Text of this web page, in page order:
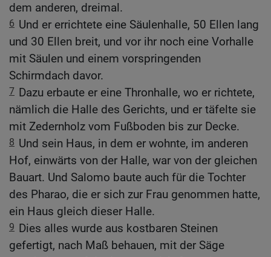
dem anderen, dreimal.
6 Und er errichtete eine Säulenhalle, 50 Ellen lang
und 30 Ellen breit, und vor ihr noch eine Vorhalle
mit Säulen und einem vorspringenden
Schirmdach davor.
7 Dazu erbaute er eine Thronhalle, wo er richtete,
nämlich die Halle des Gerichts, und er täfelte sie
mit Zedernholz vom Fußboden bis zur Decke.
8 Und sein Haus, in dem er wohnte, im anderen
Hof, einwärts von der Halle, war von der gleichen
Bauart. Und Salomo baute auch für die Tochter
des Pharao, die er sich zur Frau genommen hatte,
ein Haus gleich dieser Halle.
9 Dies alles wurde aus kostbaren Steinen
gefertigt, nach Maß behauen, mit der Säge